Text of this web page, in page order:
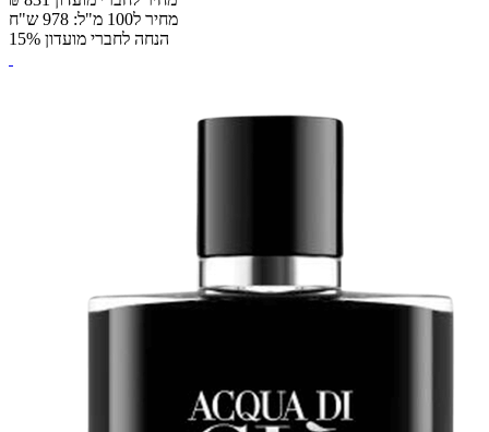
מחיר ל100 מ"ל: 978 ש"ח
הנחה לחברי מועדון 15%